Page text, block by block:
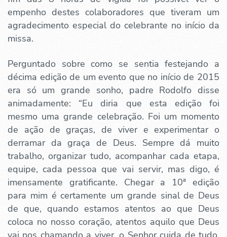
empenho destes colaboradores que tiveram um
agradecimento especial do celebrante no início da
missa.
Perguntado sobre como se sentia festejando a
décima edição de um evento que no início de 2015
era só um grande sonho, padre Rodolfo disse
animadamente: “Eu diria que esta edição foi
mesmo uma grande celebração. Foi um momento
de ação de graças, de viver e experimentar o
derramar da graça de Deus. Sempre dá muito
trabalho, organizar tudo, acompanhar cada etapa,
equipe, cada pessoa que vai servir, mas digo, é
imensamente gratificante. Chegar a 10ª edição
para mim é certamente um grande sinal de Deus
de que, quando estamos atentos ao que Deus
coloca no nosso coração, atentos aquilo que Deus